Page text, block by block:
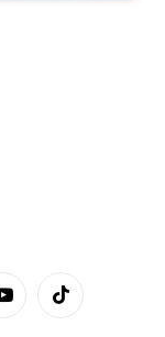
YouTubeTikTok